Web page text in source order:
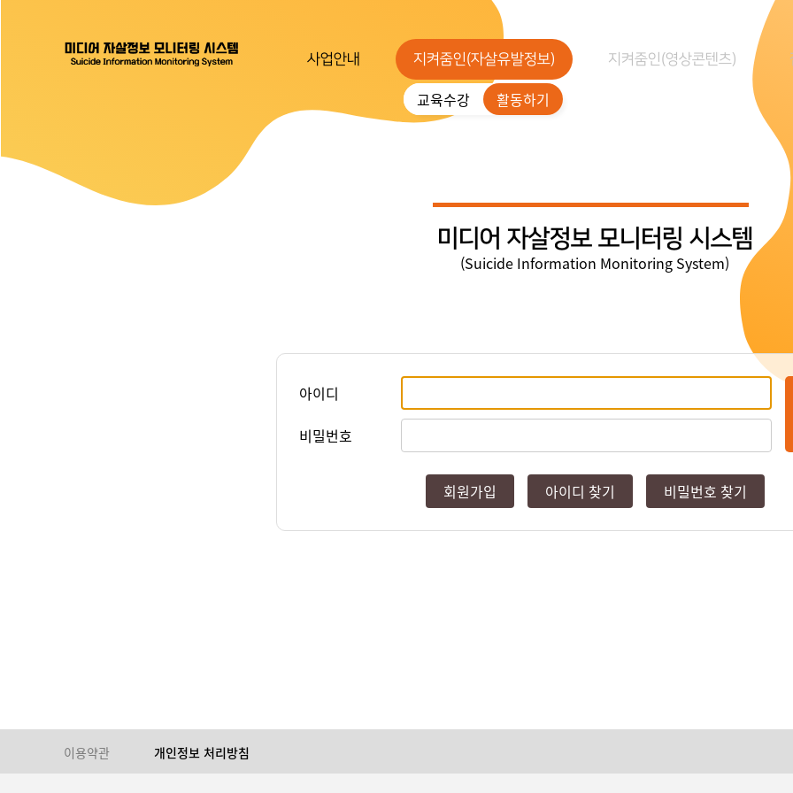
사업안내 지켜줌인(자살유발정보)
교육수강 활동하기
지켜줌인(영상콘텐츠)
미디어 자살정보 모니터링 시스템
(Suicide Information Monitoring System)
아이디
비밀번호
회원가입 아이디 찾기 비밀번호 찾기
이용약관 개인정보 처리방침